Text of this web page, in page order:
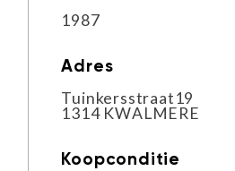
1987
Adres
Tuinkersstraat19
1314 KWALMERE
Koopconditie